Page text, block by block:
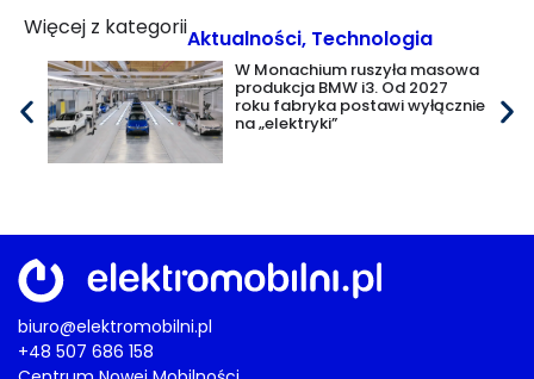
Więcej z kategoriiAktualności, Technologia
W Monachium ruszyła masowa
produkcja BMW i3. Od 2027
roku fabryka postawi wyłącznie
na „elektryki”
biuro@elektromobilni.pl
+48 507 686 158